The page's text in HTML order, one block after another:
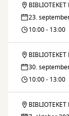
Fiks
og
23.
10:00 - 13:00
Fiks
og
30.
10:00 - 13:00
Fiks